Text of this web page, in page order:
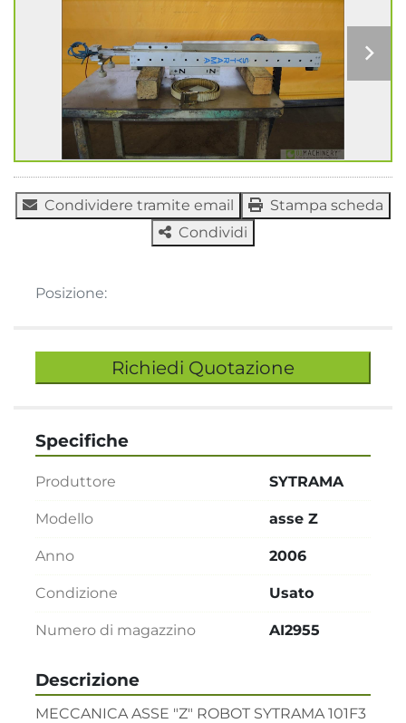
Condividere tramite email
Stampa scheda
Condividi
Posizione:
Richiedi Quotazione
Descrizione
MECCANICA ASSE "Z" ROBOT SYTRAMA 101F3
Specifiche
Produttore SYTRAMA
Modello asse Z
Anno 2006
Condizione Usato
Numero di magazzino AI2955